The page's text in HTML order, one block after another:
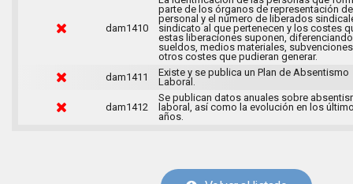
dam1410
parte de los órganos de representación
personal y el número de liberados
sindicato al que pertenecen y los costes
estas liberaciones suponen, diferenciando
sueldos, medios materiales,
otros costes que pudieran generar.
dam1411
Existe y se publica un Plan de Absentismo
Laboral.
dam1412
Se publican datos anuales sobre
laboral, así como la evolución en los
años.